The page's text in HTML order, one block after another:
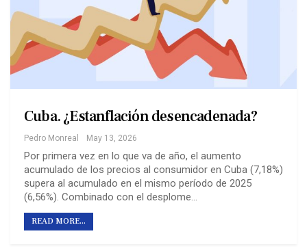
Cuba. ¿Estanflación desencadenada?
Pedro Monreal May 13, 2026
Por primera vez en lo que va de año, el aumento
acumulado de los precios al consumidor en Cuba (7,18%)
supera al acumulado en el mismo período de 2025
(6,56%). Combinado con el desplome…
READ MORE...